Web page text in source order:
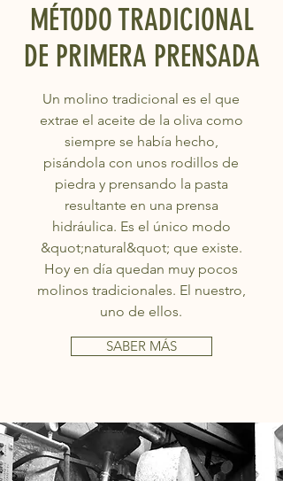
MÉTODO TRADICIONAL
DE PRIMERA PRENSADA
Un molino tradicional es el que
extrae el aceite de la oliva como
siempre se había hecho,
pisándola con unos rodillos de
piedra y prensando la pasta
resultante en una prensa
hidráulica. Es el único modo
&quot;natural&quot; que existe.
Hoy en día quedan muy pocos
molinos tradicionales. El nuestro,
uno de ellos.
SABER MÁS